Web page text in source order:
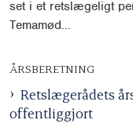
set i et retslægeligt
Temamød...
ÅRSBERETNING
Retslægerådets
offentliggjort